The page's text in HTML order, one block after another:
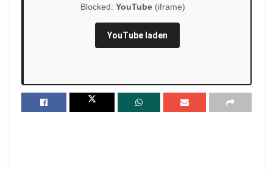
Blocked: YouTube(iframe)
YouTube laden